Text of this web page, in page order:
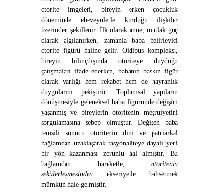
otorite imgeleri, bireyin erken çocukluk
döneminde ebeveynlerle kurduğu ilişkiler
üzerinden şekillenir. İlk olarak anne, mutlak güç
olarak algılanırken, zamanla baba belirleyici
otorite figürü haline gelir. Oidipus kompleksi,
bireyin bilinçdışında otoriteye duyduğu
çatışmaları ifade ederken, babanın baskın figür
olarak varlığı hem rekabet hem de hayranlık
duygularını pekiştirir. Toplumsal yapıların
dönüşmesiyle geleneksel baba figüründe değişim
yaşanmış ve bireylerin otoritenin meşruiyetini
sorgulamasına sebep olmuştur. Değişen baba
temsili sonucu otoritenin dini ve patriarkal
bağlamdan uzaklaşarak rasyonaliteye dayalı yeni
bir yön kazanması zorunlu hal almıştır. Bu
bağlamdan hareketle, otoritenin
sekülerleşmesinden ekseriyetle bahsetmek
mümkün hale gelmiştir.